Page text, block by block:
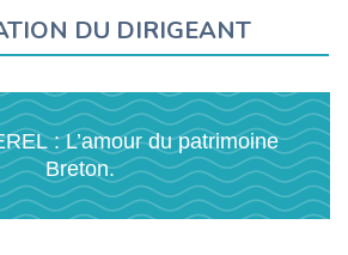
DU DIRIGEANT
: L’amour du patrimoine
Breton.